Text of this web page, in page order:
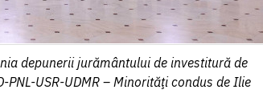
depunerii jurământului de investitură de
USR-UDMR – Minorităţi condus de Ilie